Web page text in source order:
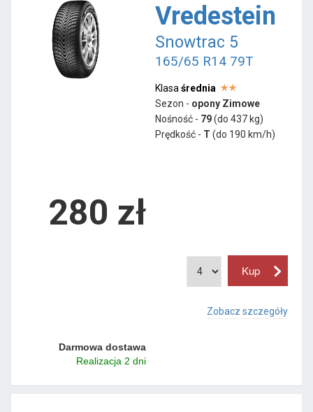
Vredestein
Snowtrac 5
165/65 R14 79T
Klasa średnia
Sezon - opony Zimowe
Nośność - 79(do 437 kg)
Prędkość - T (do 190 km/h)
280 zł
Zobacz szczegóły
Darmowa dostawa
Realizacja 2 dni